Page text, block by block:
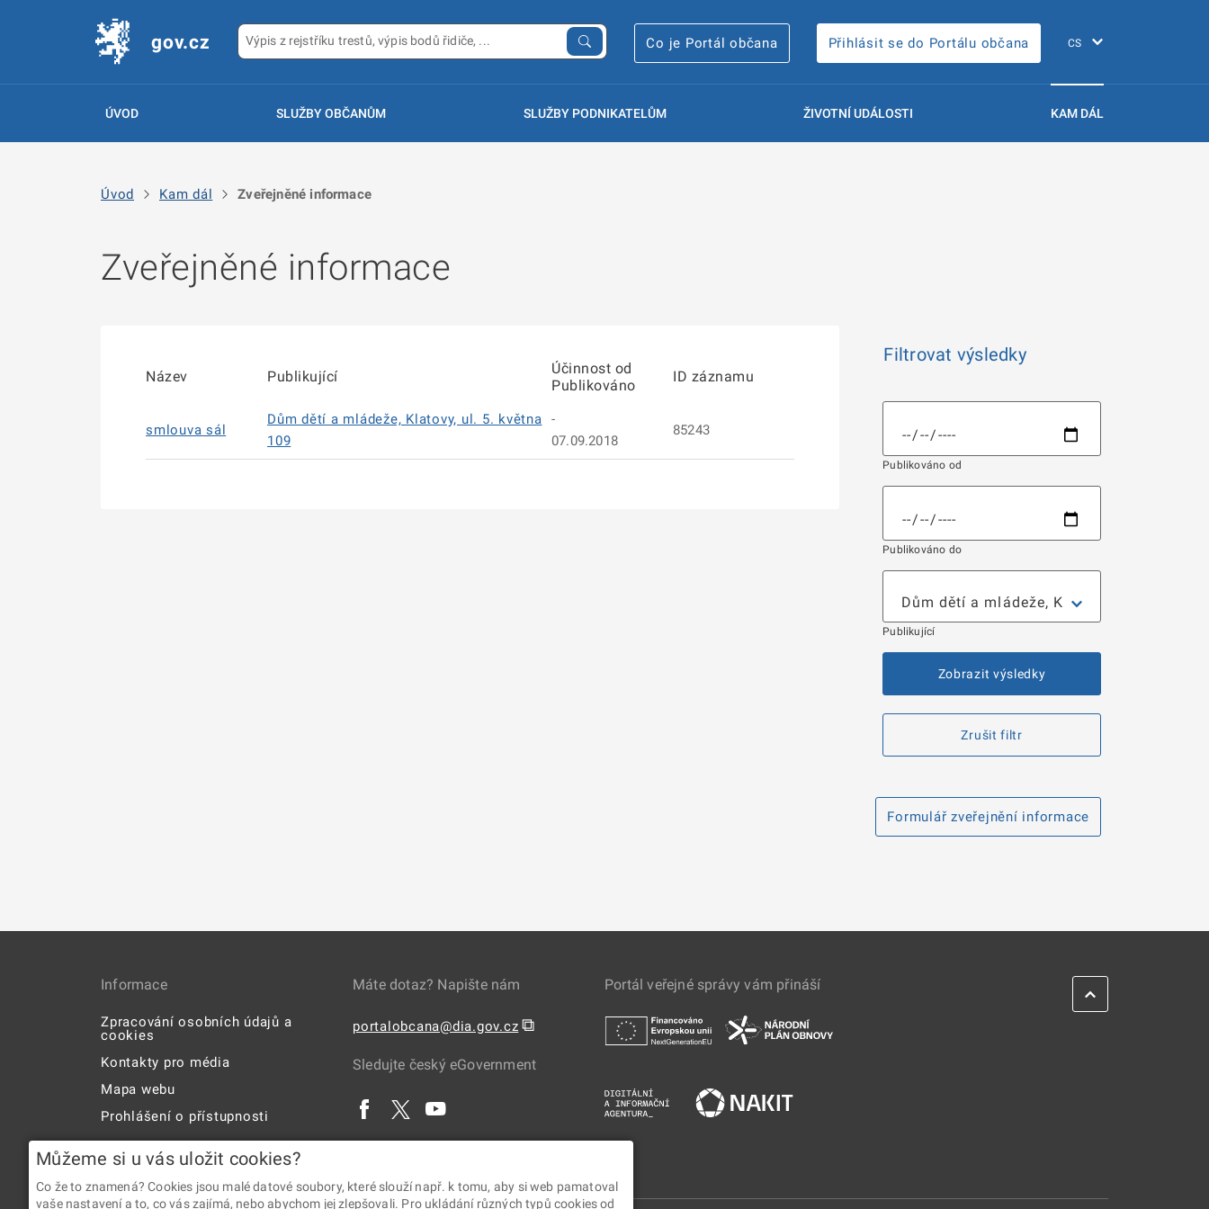
gov.cz Co je Portál občana Přihlásit se do Portálu občana
ÚVOD SLUŽBY OBČANŮM SLUŽBY PODNIKATELŮM ŽIVOTNÍ UDÁLOSTI KAM DÁL
Úvod Kam dál Zveřejněné informace
Zveřejněné informace
Filtrovat výsledky
Publikováno od
Publikováno do
Publikující
Zobrazit výsledky
Zrušit filtr
Formulář zveřejnění informace
Název Publikující
Účinnost od
Publikováno
ID záznamu
smlouva sál
Dům dětí a mládeže, Klatovy, ul. 5. května
109
-
07.09.2018
85243
Informace
Zpracování osobních údajů a
cookies
Kontakty pro média
Mapa webu
Prohlášení o přístupnosti
Máte dotaz? Napište nám
portalobcana@dia.gov.cz ⧉
Sledujte český eGovernment
Portál veřejné správy vám přináší
Můžeme si u vás uložit cookies?
Co že to znamená? Cookies jsou malé datové soubory, které slouží např. k tomu, aby si web pamatoval
vaše nastavení a to, co vás zajímá, nebo abychom jej zlepšovali. Pro ukládání různých typů cookies od